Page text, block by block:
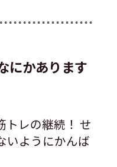
にかあります
トレの継続！ せ
いようにかんば